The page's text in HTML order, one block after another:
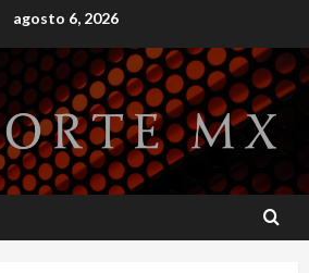
agosto 6, 2026